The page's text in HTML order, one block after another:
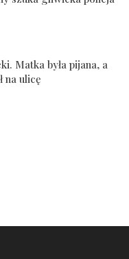
Matka była pijana, a
na ulicę